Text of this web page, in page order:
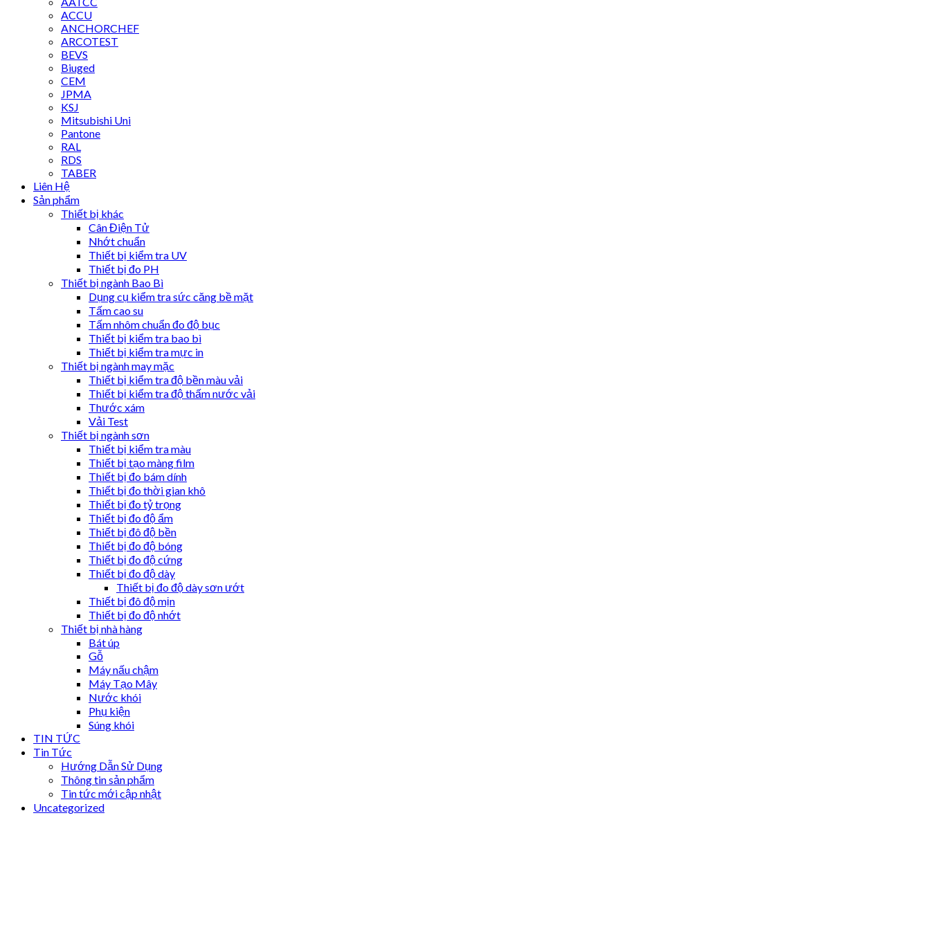
ACCU
ANCHORCHEF
ARCOTEST
BEVS
Biuged
CEM
JPMA
KSJ
Mitsubishi Uni
Pantone
RAL
RDS
TABER
Liên Hệ
Sản phẩm
Thiết bị khác
Cân Điện Tử
Nhớt chuẩn
Thiết bị kiểm tra UV
Thiết bị đo PH
Thiết bị ngành Bao Bì
Dụng cụ kiểm tra sức căng bề mặt
Tấm cao su
Tấm nhôm chuẩn đo độ bục
Thiết bị kiểm tra bao bì
Thiết bị kiểm tra mực in
Thiết bị ngành may mặc
Thiết bị kiểm tra độ bền màu vải
Thiết bị kiểm tra độ thấm nước vải
Thước xám
Vải Test
Thiết bị ngành sơn
Thiết bị kiểm tra màu
Thiết bị tạo màng film
Thiết bị đo bám dính
Thiết bị đo thời gian khô
Thiết bị đo tỷ trọng
Thiết bị đo độ ẩm
Thiết bị đô độ bền
Thiết bị đo độ bóng
Thiết bị đo độ cứng
Thiết bị đo độ dày
Thiết bị đo độ dày sơn ướt
Thiết bị đô độ mịn
Thiết bị đo độ nhớt
Thiết bị nhà hàng
Bát úp
Gỗ
Máy nấu chậm
Máy Tạo Mây
Nước khói
Phụ kiện
Súng khói
TIN TỨC
Tin Tức
Hướng Dẫn Sử Dụng
Thông tin sản phẩm
Tin tức mới cập nhật
Uncategorized